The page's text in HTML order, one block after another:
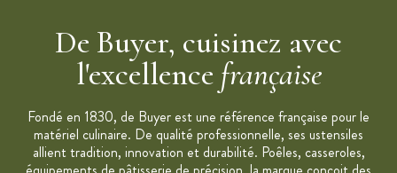
De Buyer, cuisinez avec
l'excellence française
Fondé en 1830, de Buyer est une référence française pour le
matériel culinaire. De qualité professionnelle, ses ustensiles
allient tradition, innovation et durabilité. Poêles, casseroles,